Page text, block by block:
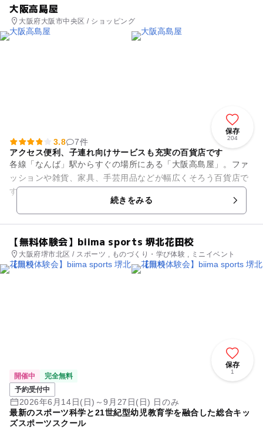
大阪高島屋
大阪府大阪市中央区 / ショッピング
保存
204
3.8
7件
アクセス便利、子連れ向けサービスも充実の百貨店です
各線「なんば」駅からすぐの場所にある「大阪高島屋」。ファ
ッションや雑貨、家具、手芸用品などが幅広くそろう百貨店で
す。6階にあるベビー・こども服などを扱うフロアには、授乳
室やおこさま用トイレを完備...続きをみる
【無料体験会】biima sports 堺北花田校
大阪府堺市北区 / スポーツ , ものづくり・学び体験 , ミニイベント
保存
1
開催中
完全無料
予約受付中
2026年6月14日(日)～9月27日(日) 日のみ
最新のスポーツ科学と21世紀型幼児教育学を融合した総合キッ
ズスポーツスクール